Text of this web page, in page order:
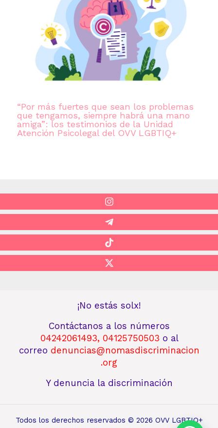
“Por más fuertes que sean los problemas
que tengamos, siempre habrá una mano
amiga”: los testimonios de la Unidad
Atención Psicolegal del OVV LGBTIQ+
¡No estás solx!
Contáctanos a los números
04242061493, 04125750503 o al
correo denuncias@nomasdiscriminacion
.org
Y denuncia la discriminación
Todos los derechos reservados © 2026 OVV LGBTIQ+